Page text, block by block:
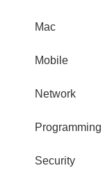
Mac
Mobile
Network
Programming
Security